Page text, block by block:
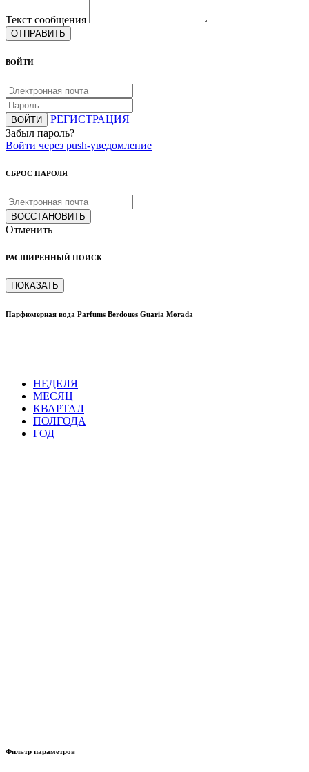
Текст сообщения
ОТПРАВИТЬ
ВОЙТИ
ВОЙТИ
РЕГИСТРАЦИЯ
Забыл пароль?
Войти через push-уведомление
СБРОС ПАРОЛЯ
ВОССТАНОВИТЬ
Отменить
РАСШИРЕННЫЙ ПОИСК
ПОКАЗАТЬ
Парфюмерная вода Parfums Berdoues Guaria Morada
НЕДЕЛЯ
МЕСЯЦ
КВАРТАЛ
ПОЛГОДА
ГОД
Фильтр параметров